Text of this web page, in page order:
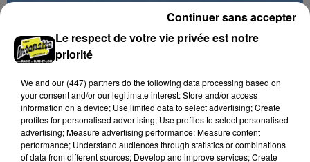
départ de Guilherme Borges.
Le respect de votre vie privée est notre
priorité
We and our (447) partnersdo the following data processing based on
your consent and/or our legitimate interest: Store and/or access
information on a device; Use limited data to select advertising; Create
profiles for personalised advertising; Use profiles to select personalised
advertising; Measure advertising performance; Measure content
performance; Understand audiences through statistics or combinations
of data from different sources; Develop and improve services; Create
Continuer sans accepter